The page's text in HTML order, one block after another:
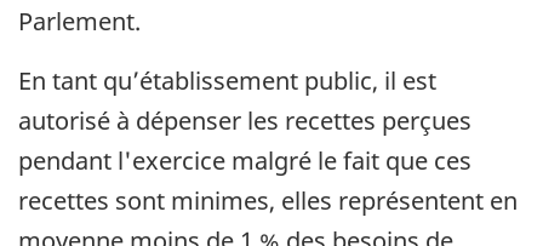
Parlement.
En tant qu’établissement public, il est
autorisé à dépenser les recettes perçues
pendant l'exercice malgré le fait que ces
recettes sont minimes, elles représentent en